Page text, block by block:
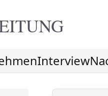
Interview